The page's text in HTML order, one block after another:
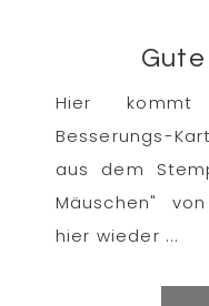
Hier
Besserungs-
aus dem
Mäuschen"
hier wieder ...